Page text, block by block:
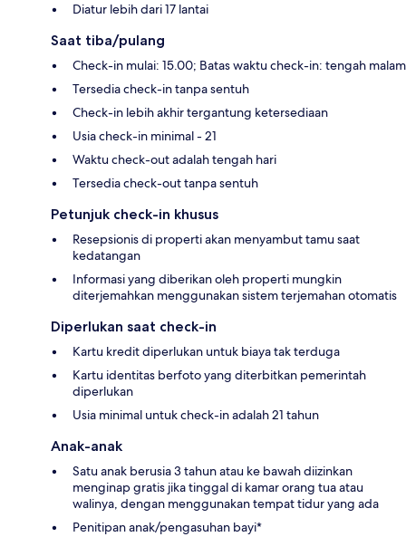
Diatur lebih dari 17 lantai
Saat tiba/pulang
Check-in mulai: 15.00; Batas waktu check-in: tengah malam
Tersedia check-in tanpa sentuh
Check-in lebih akhir tergantung ketersediaan
Usia check-in minimal - 21
Waktu check-out adalah tengah hari
Tersedia check-out tanpa sentuh
Petunjuk check-in khusus
Resepsionis di properti akan menyambut tamu saat
kedatangan
Informasi yang diberikan oleh properti mungkin
diterjemahkan menggunakan sistem terjemahan otomatis
Diperlukan saat check-in
Kartu kredit diperlukan untuk biaya tak terduga
Kartu identitas berfoto yang diterbitkan pemerintah
diperlukan
Usia minimal untuk check-in adalah 21 tahun
Anak-anak
Satu anak berusia 3 tahun atau ke bawah diizinkan
menginap gratis jika tinggal di kamar orang tua atau
walinya, dengan menggunakan tempat tidur yang ada
Penitipan anak/pengasuhan bayi*